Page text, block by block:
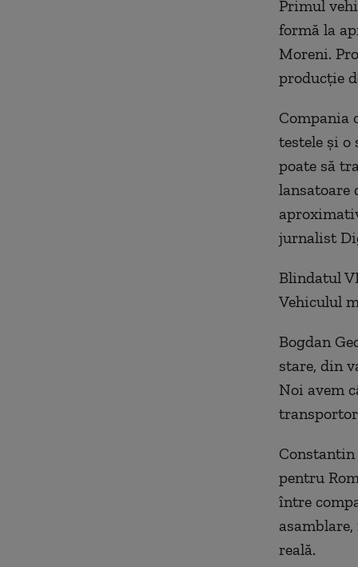
Primul
formă la
Moreni.
producție
Compania
testele și o
poate să
lansatoare
jurnalist
Blindatul
Vehiculul
Bogdan
stare, din
Noi avem
pentru
între
reală.